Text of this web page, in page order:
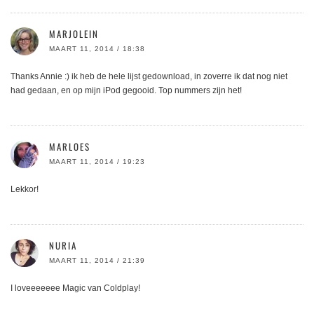
MARJOLEIN
MAART 11, 2014 / 18:38
Thanks Annie :) ik heb de hele lijst gedownload, in zoverre ik dat nog niet
had gedaan, en op mijn iPod gegooid. Top nummers zijn het!
MARLOES
MAART 11, 2014 / 19:23
Lekkor!
NURIA
MAART 11, 2014 / 21:39
I loveeeeeee Magic van Coldplay!